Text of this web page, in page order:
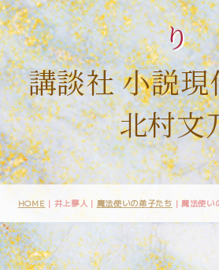
り
講談社 小説
北村文
HOME | 井上夢人 | 魔法使いの弟子たち | 魔法使い